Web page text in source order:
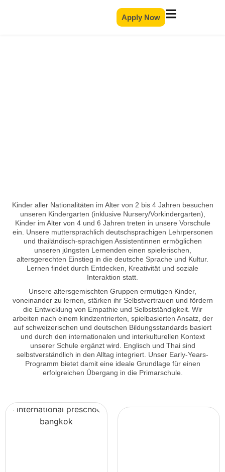
Apply Now
Kinder aller Nationalitäten im Alter von 2 bis 4 Jahren besuchen
unseren Kindergarten (inklusive Nursery/Vorkindergarten),
Kinder im Alter von 4 und 6 Jahren treten in unsere Vorschule
ein. Unsere muttersprachlich deutschsprachigen Lehrpersonen
und thailändisch-sprachigen Assistentinnen ermöglichen
unseren jüngsten Lernenden einen spielerischen,
altersgerechten Einstieg in die deutsche Sprache und Kultur.
Lernen findet durch Entdecken, Kreativität und soziale
Interaktion statt.
Unsere altersgemischten Gruppen ermutigen Kinder,
voneinander zu lernen, stärken ihr Selbstvertrauen und fördern
die Entwicklung von Empathie und Selbstständigkeit. Wir
arbeiten nach einem kindzentrierten, spielbasierten Ansatz, der
auf schweizerischen und deutschen Bildungsstandards basiert
und durch den internationalen und interkulturellen Kontext
unserer Schule ergänzt wird. Englisch und Thai sind
selbstverständlich in den Alltag integriert. Unser Early-Years-
Programm bietet damit eine ideale Grundlage für einen
erfolgreichen Übergang in die Primarschule.